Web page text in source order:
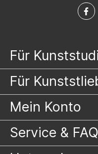
Für
Für
Mein Konto
Service & FAQ